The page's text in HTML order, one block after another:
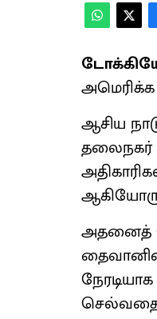
அமெரிக்க
ஆசிய
தலைநகர்
அதனைத்
செல்வதை